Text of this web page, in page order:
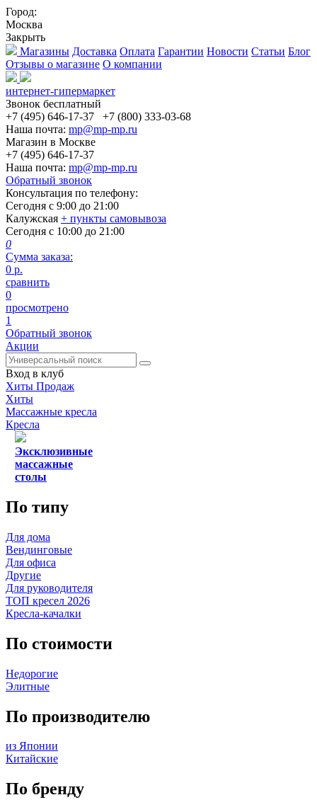
Город:
Москва
Закрыть
Магазины Доставка Оплата Гарантии Новости Статьи Блог
Отзывы о магазине О компании
интернет-гипермаркет
Звонок бесплатный
+7 (495) 646-17-37
+7 (800) 333-03-68
Наша почта: mp@mp-mp.ru
Магазин в Москве
+7 (495) 646-17-37
Наша почта: mp@mp-mp.ru
Обратный звонок
Консультация по телефону:
Сегодня с 9:00 до 21:00
Калужская + пункты самовывоза
Сегодня с 10:00 до 21:00
0
Сумма заказа:
0 р.
сравнить
0
просмотрено
1
Обратный звонок
Акции
Вход в клуб
Хиты Продаж
Хиты
Массажные кресла
Кресла
Эксклюзивные
массажные
столы
По типу
Для дома
Вендинговые
Для офиса
Другие
Для руководителя
ТОП кресел 2026
Кресла-качалки
По стоимости
Недорогие
Элитные
По производителю
из Японии
Китайские
По бренду